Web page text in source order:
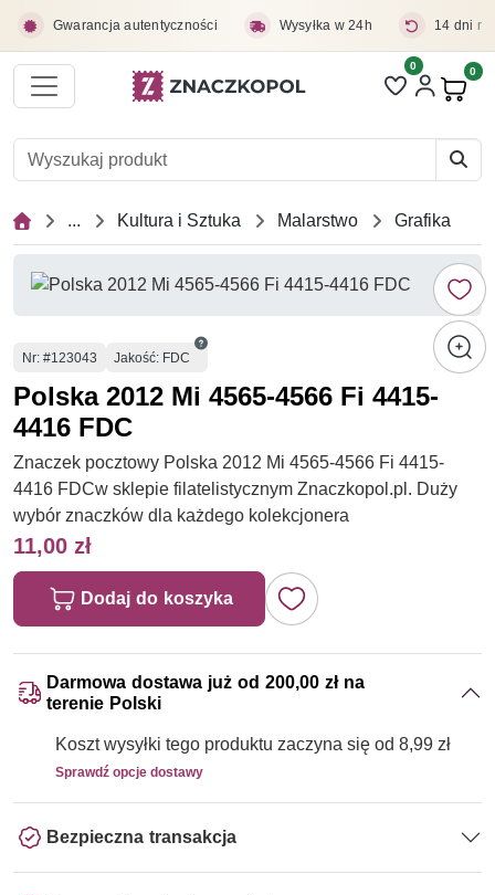
Gwarancja autentyczności Wysyłka w 24h 14 dni
Liczba pozycji
0 0
... Kultura i Sztuka Malarstwo Grafika
Numer
Nr: #123043 Jakość: FDC
Polska 2012 Mi 4565-4566 Fi 4415-
4416 FDC
Znaczek pocztowy Polska 2012 Mi 4565-4566 Fi 4415-
4416 FDCw sklepie filatelistycznym Znaczkopol.pl. Duży
wybór znaczków dla każdego kolekcjonera
11,00 zł
Dodaj do koszyka
Darmowa dostawa już od 200,00 zł na
terenie Polski
Koszt wysyłki tego produktu zaczyna się od 8,99 zł
Sprawdź opcje dostawy
Bezpieczna transakcja